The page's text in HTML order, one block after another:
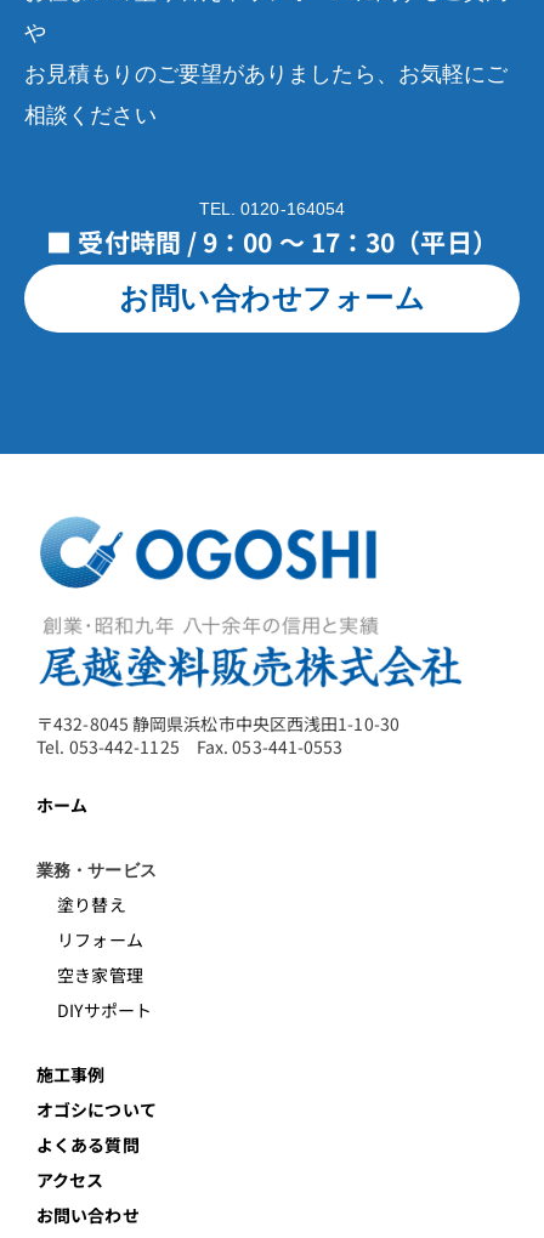
や
お見積もりのご要望がありましたら、お気軽にご
相談ください
TEL. 0120-164054
■ 受付時間 / 9：00 ～ 17：30（平日）
お問い合わせフォーム
〒432-8045 静岡県浜松市中央区西浅田1-10-30
Tel. 053-442-1125 Fax. 053-441-0553
ホーム
業務・サービス
塗り替え
リフォーム
空き家管理
DIYサポート
施工事例
オゴシについて
よくある質問
アクセス
お問い合わせ